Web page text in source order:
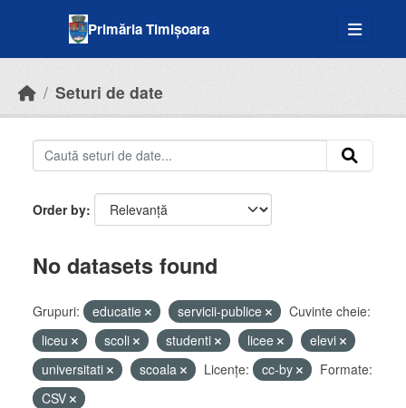
Primăria Timișoara
Seturi de date
Order by
No datasets found
Grupuri: educatie servicii-publice
Cuvinte cheie:
liceu
scoli studenti licee
elevi
universitati
scoala Licenţe: cc-by
Formate:
CSV